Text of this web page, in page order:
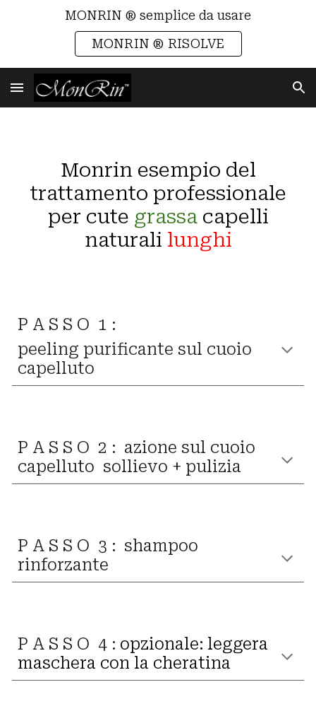
MONRIN ® semplice da usare
MONRIN ® RISOLVE
Monrin esempio del
trattamento professionale
per cute grassacapelli
naturali lunghi
P A S S O 1 :
peeling purificante sul cuoio
capelluto
P A S S O 2 : azione sul cuoio
capelluto sollievo + pulizia
P A S S O 3 : shampoo
rinforzante
P A S S O 4 : opzionale: leggera
maschera con la cheratina